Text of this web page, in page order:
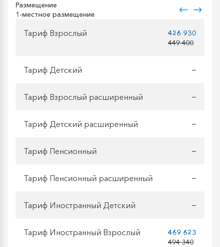
Размещение
1-местное размещение
Тариф Взрослый
426 930
449 400
Тариф Детский —
Тариф Взрослый расширенный —
Тариф Детский расширенный —
Тариф Пенсионный —
Тариф Пенсионный расширенный —
Тариф Иностранный Детский —
Тариф Иностранный Взрослый
469 623
494 340